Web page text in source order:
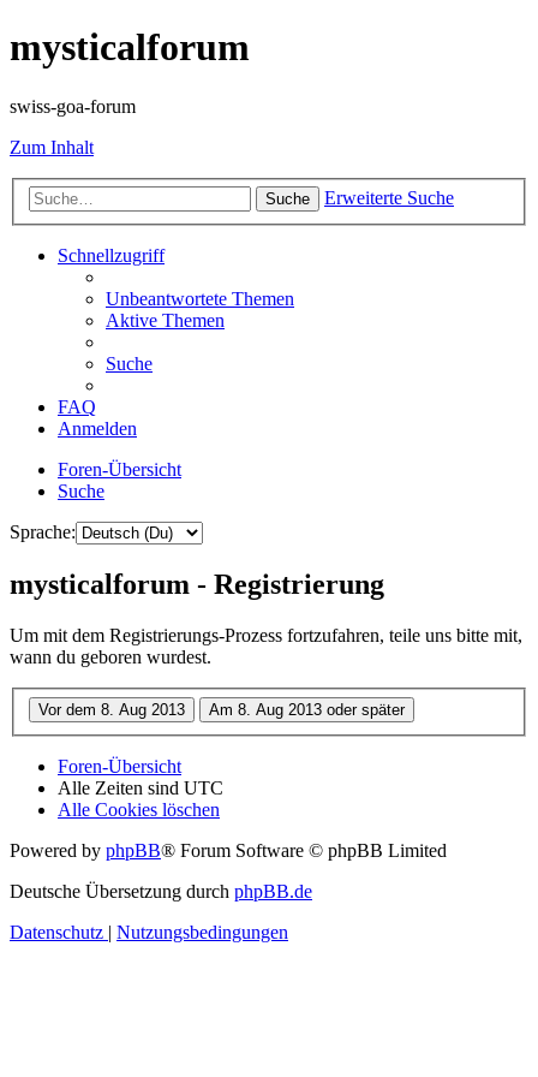
mysticalforum
swiss-goa-forum
Zum Inhalt
Suche Erweiterte Suche
Schnellzugriff
Unbeantwortete Themen
Aktive Themen
Suche
FAQ
Anmelden
Foren-Übersicht
Suche
Sprache:
mysticalforum - Registrierung
Um mit dem Registrierungs-Prozess fortzufahren, teile uns bitte mit,
wann du geboren wurdest.
Foren-Übersicht
Alle Zeiten sind UTC
Alle Cookies löschen
Powered by phpBB® Forum Software © phpBB Limited
Deutsche Übersetzung durch phpBB.de
Datenschutz | Nutzungsbedingungen